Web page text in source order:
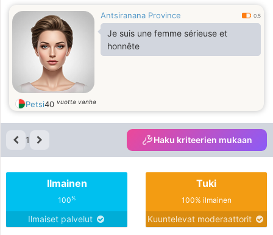
Antsiranana Province 0.5
Je suis une femme sérieuse et
honnête
Petsi40 vuotta vanha
1 Haku kriteerien mukaan
Ilmainen
100%
Ilmaiset palvelut
Tuki
100% ilmainen
Kuuntelevat moderaattorit